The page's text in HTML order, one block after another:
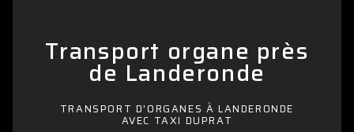
Transport organe près
de Landeronde
TRANSPORT D'ORGANES À LANDERONDE
AVEC TAXI DUPRAT